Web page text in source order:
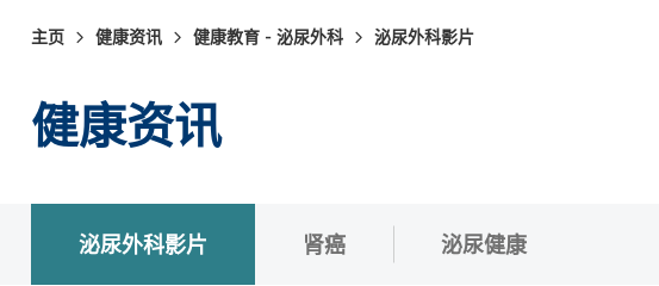
主页 健康资讯 健康教育 - 泌尿外科 泌尿外科影片
健康资讯
泌尿外科影片 肾癌 泌尿健康